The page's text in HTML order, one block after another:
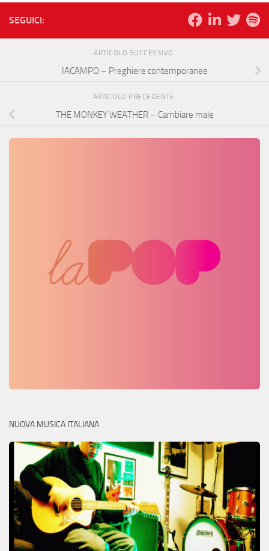
SEGUICI:
ARTICOLO SUCCESSIVO
IACAMPO – Preghiere contemporanee
ARTICOLO PRECEDENTE
THE MONKEY WEATHER – Cambiare male
NUOVA MUSICA ITALIANA